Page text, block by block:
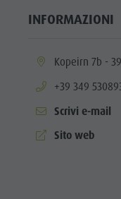
INFORMAZIONI
aria.location:
Kopeirn 7b -
aria.phone:
+39 349
Scrivi e-mail
aria.website:
Sito web